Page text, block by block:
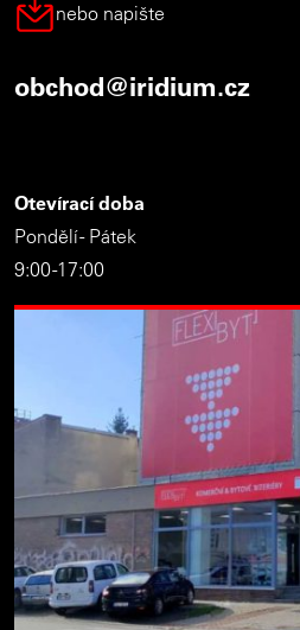
nebo napište
obchod@iridium.cz
Otevírací doba
Pondělí - Pátek
9:00 -17:00